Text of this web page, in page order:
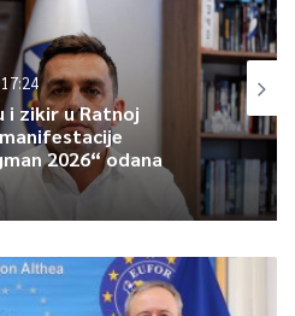
i zikir u Ratnoj
2026“ odana